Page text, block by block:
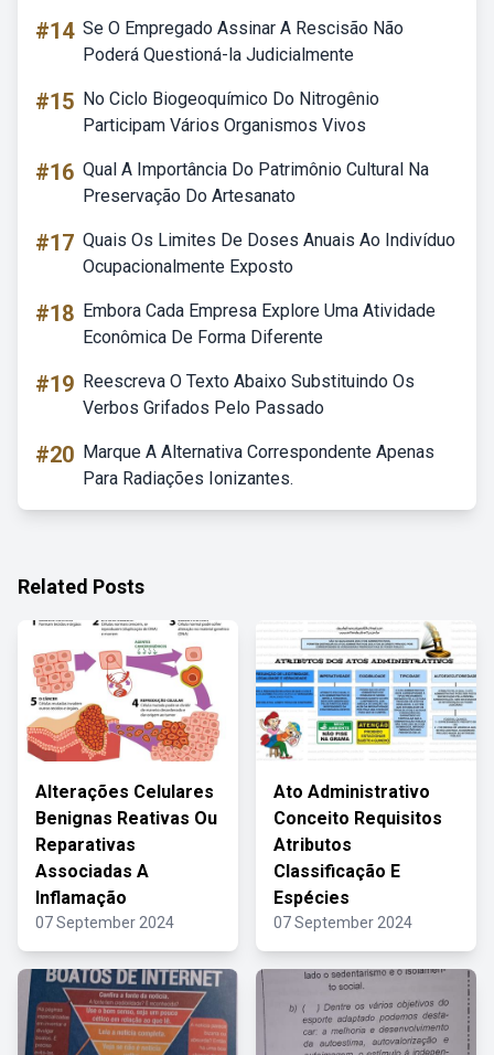
#14 Se O Empregado Assinar A Rescisão Não
Poderá Questioná-la Judicialmente
#15 No Ciclo Biogeoquímico Do Nitrogênio
Participam Vários Organismos Vivos
#16 Qual A Importância Do Patrimônio Cultural Na
Preservação Do Artesanato
#17 Quais Os Limites De Doses Anuais Ao Indivíduo
Ocupacionalmente Exposto
#18 Embora Cada Empresa Explore Uma Atividade
Econômica De Forma Diferente
#19 Reescreva O Texto Abaixo Substituindo Os
Verbos Grifados Pelo Passado
#20 Marque A Alternativa Correspondente Apenas
Para Radiações Ionizantes.
Related Posts
Alterações Celulares
Benignas Reativas Ou
Reparativas
Associadas A
Inflamação
07 September 2024
Ato Administrativo
Conceito Requisitos
Atributos
Classificação E
Espécies
07 September 2024